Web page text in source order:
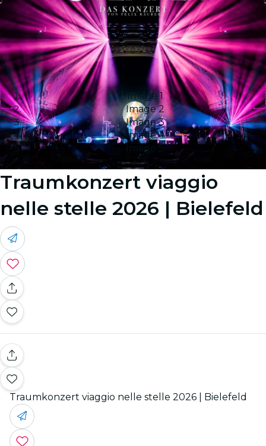
Image 1
Image 2
Image 3
Image 4
Image 5
Traumkonzert viaggio
nelle stelle 2026 | Bielefeld
Traumkonzert viaggio nelle stelle 2026 | Bielefeld